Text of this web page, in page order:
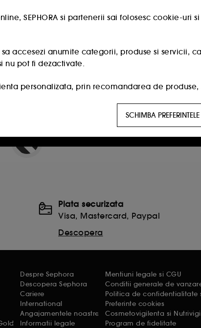
Plata securizata
Visa, Mastercard, Paypal
Descopera
Despre Sephora
Descopera Sephora
Cariere
International
Angajamentele noastre
Informatii legale
Mentiuni legale si CGU
Conditii generale de
Politica de confidentialitate
Preferinte cookies
Cosmetovigilenta si
Program de fidelitate
SEPHORA si partenerii sai folosesc cookie-uri
accesezi anumite categorii, produse si servicii,
nu pot fi dezactivate.
personalizata, prin recomandarea de produse,
create profilului tau.
folosite pentru a-ti oferi continut care ar putea
platile frauduloase si furtul de identitate.
acordul tau. Poti sa iti personalizezi alegerile
apasa butonul de "Accepta toate" sau "Respinge
SCHIMBA PREFERINTELE